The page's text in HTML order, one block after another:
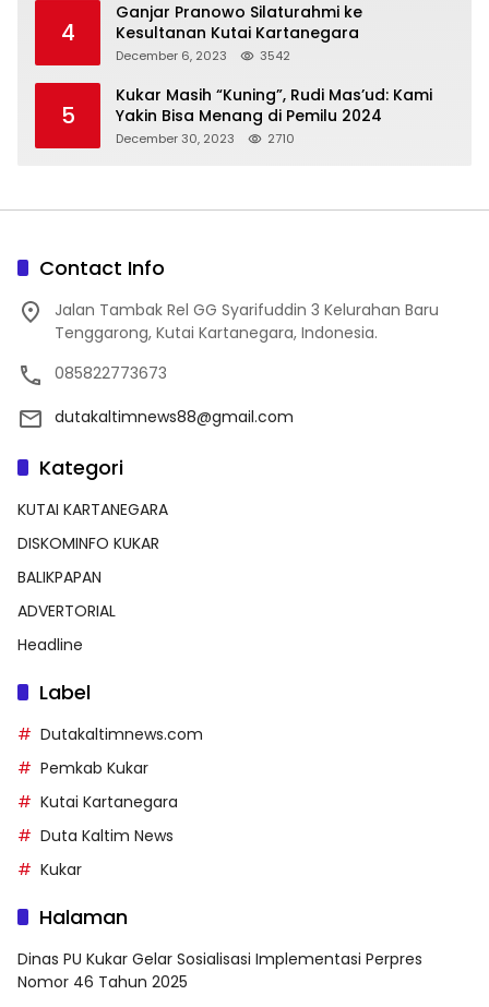
4
Ganjar Pranowo Silaturahmi ke
Kesultanan Kutai Kartanegara
December 6, 2023 3542
5
Kukar Masih “Kuning”, Rudi Mas’ud: Kami
Yakin Bisa Menang di Pemilu 2024
December 30, 2023 2710
Contact Info
Jalan Tambak Rel GG Syarifuddin 3 Kelurahan Baru
Tenggarong, Kutai Kartanegara, Indonesia.
085822773673
dutakaltimnews88@gmail.com
Kategori
KUTAI KARTANEGARA
DISKOMINFO KUKAR
BALIKPAPAN
ADVERTORIAL
Headline
Label
Dutakaltimnews.com
Pemkab Kukar
Kutai Kartanegara
Duta Kaltim News
Kukar
Halaman
Dinas PU Kukar Gelar Sosialisasi Implementasi Perpres
Nomor 46 Tahun 2025